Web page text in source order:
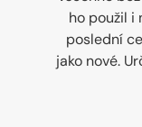
ho použil i
poslední
jako nové.